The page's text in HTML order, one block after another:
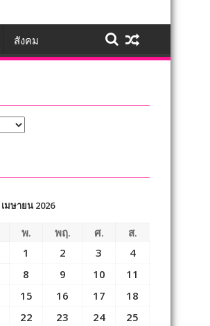
สังคม
เมษายน 2026
พ. พฤ. ศ.
ส.
1
2 3
4
8 9 10
11
15 16 17
18
22 23 24
25